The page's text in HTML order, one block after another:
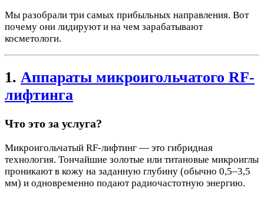
Мы разобрали три самых прибыльных направления. Вот
почему они лидируют и на чем зарабатывают
косметологи.
1. Аппараты микроигольчатого RF-
лифтинга
Что это за услуга?
Микроигольчатый RF-лифтинг — это гибридная
технология. Тончайшие золотые или титановые микроиглы
проникают в кожу на заданную глубину (обычно 0,5–3,5
мм) и одновременно подают радиочастотную энергию.